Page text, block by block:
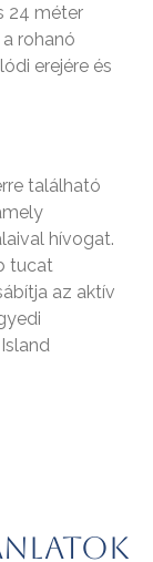
24 méter
rohanó
erejére és
található
hívogat.
tucat
az aktív